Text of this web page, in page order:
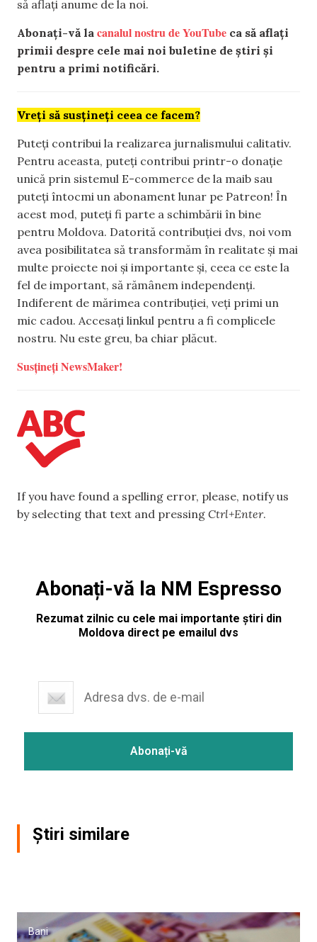
să aflați anume de la noi.
Abonați-vă la canalul nostru de YouTube ca să aflați
primii despre cele mai noi buletine de știri și
pentru a primi notificări.
Vreți să susțineți ceea ce facem?
Puteți contribui la realizarea jurnalismului calitativ.
Pentru aceasta, puteți contribui printr-o donație
unică prin sistemul E-commerce de la maib sau
puteți întocmi un abonament lunar pe Patreon! În
acest mod, puteți fi parte a schimbării în bine
pentru Moldova. Datorită contribuției dvs, noi vom
avea posibilitatea să transformăm în realitate și mai
multe proiecte noi și importante și, ceea ce este la
fel de important, să rămânem independenți.
Indiferent de mărimea contribuției, veți primi un
mic cadou. Accesați linkul pentru a fi complicele
nostru. Nu este greu, ba chiar plăcut.
Susțineți NewsMaker!
If you have found a spelling error, please, notify us
by selecting that text and pressing Ctrl+Enter.
Abonați-vă la NM Espresso
Rezumat zilnic cu cele mai importante știri din
Moldova direct pe emailul dvs
Știri similare
Bani